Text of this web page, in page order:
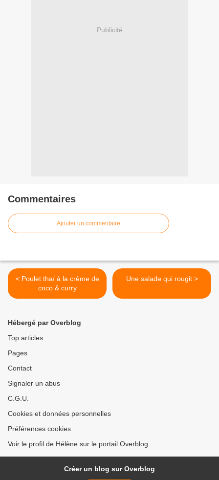
Publicité
Commentaires
Ajouter un commentaire
< Poulet thaï à la crème de
coco & curry
Une salade qui rougit >
Hébergé par Overblog
Top articles
Pages
Contact
Signaler un abus
C.G.U.
Cookies et données personnelles
Préférences cookies
Voir le profil de Hélène sur le portail Overblog
Créer un blog sur Overblog